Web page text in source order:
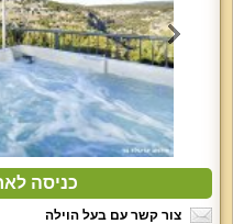
כניסה
צור קשר עם בעל הוילה